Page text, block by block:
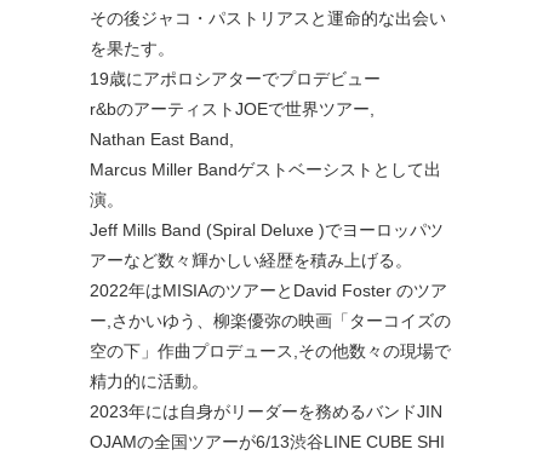
その後ジャコ・パストリアスと運命的な出会い
を果たす。
19歳にアポロシアターでプロデビュー
r&bのアーティストJOEで世界ツアー,
Nathan East Band,
Marcus Miller Bandゲストベーシストとして出
演。
Jeff Mills Band (Spiral Deluxe )でヨーロッパツ
アーなど数々輝かしい経歴を積み上げる。
2022年はMISIAのツアーとDavid Foster のツア
ー,さかいゆう、柳楽優弥の映画「ターコイズの
空の下」 作曲プロデュース,その他数々の現場で
精力的に活動。
2023年には自身がリーダーを務めるバンドJIN
OJAMの全国ツアーが6/13渋谷LINE CUBE SHI